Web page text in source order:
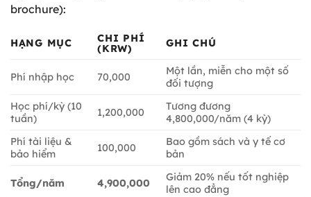
brochure):
HẠNG MỤC
CHI PHÍ
(KRW)
GHI CHÚ
Phí nhập học 70,000
Một lần, miễn cho một số
đối tượng
Học phí/kỳ (10
tuần)
1,200,000
Tương đương
4,800,000/năm (4 kỳ)
Phí tài liệu &
bảo hiểm
100,000
Bao gồm sách và y tế cơ
bản
Tổng/năm 4,900,000
Giảm 20% nếu tốt nghiệp
lên cao đẳng